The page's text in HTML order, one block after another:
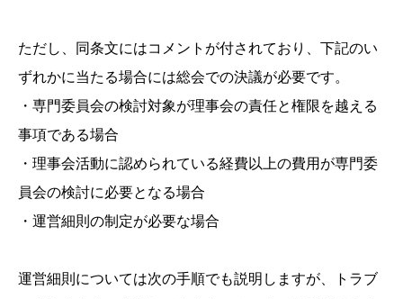
ただし、同条文にはコメントが付されており、下記のい
ずれかに当たる場合には総会での決議が必要です。
・専門委員会の検討対象が理事会の責任と権限を越える
事項である場合
・理事会活動に認められている経費以上の費用が専門委
員会の検討に必要となる場合
・運営細則の制定が必要な場合
運営細則については次の手順でも説明しますが、トラブ